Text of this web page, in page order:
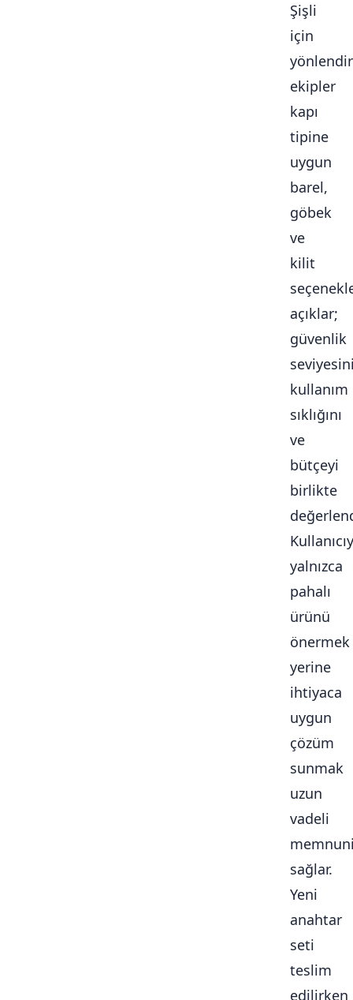
Şişli
için
ekipler
kapı
tipine
uygun
barel,
göbek
ve
kilit
açıklar;
güvenlik
kullanım
sıklığını
ve
bütçeyi
birlikte
yalnızca
pahalı
ürünü
önermek
yerine
ihtiyaca
uygun
çözüm
sunmak
uzun
vadeli
sağlar.
Yeni
anahtar
seti
teslim
edilirken